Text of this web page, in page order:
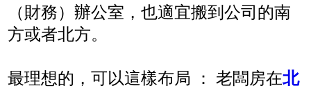
（財務）辦公室，也適宜搬到公司的南
方或者北方。
最理想的，可以這樣布局 ： 老闆房在北